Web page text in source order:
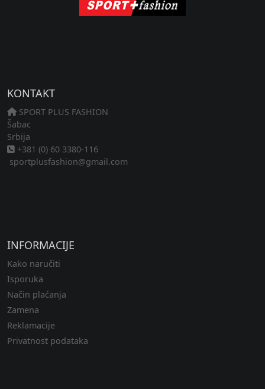
KONTAKT
SPORT PLUS FASHION
Šabac
Srbija
+381 (0) 60 3380-116
sportplusfashion@gmail.com
INFORMACIJE
Kako naručiti
Isporuka
Način plaćanja
Zamena
Reklamacije
Privatnost podataka